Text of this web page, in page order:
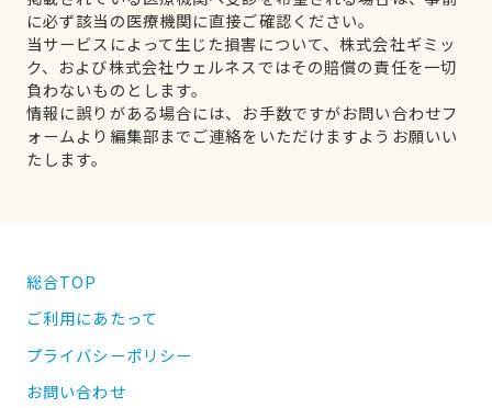
に必ず該当の医療機関に直接ご確認ください。
当サービスによって生じた損害について、株式会社ギミッ
ク、および株式会社ウェルネスではその賠償の責任を一切
負わないものとします。
情報に誤りがある場合には、お手数ですがお問い合わせフ
ォームより編集部までご連絡をいただけますようお願いい
たします。
総合TOP
ご利用にあたって
プライバシーポリシー
お問い合わせ